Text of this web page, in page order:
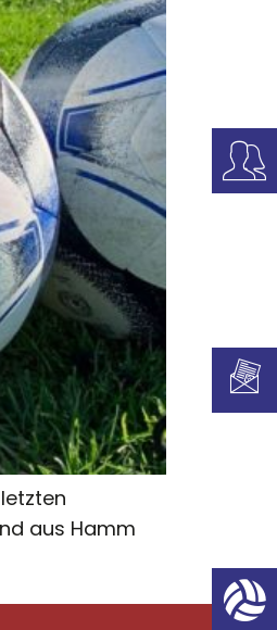
aus Hamm